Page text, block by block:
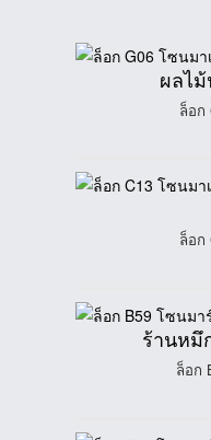
ผลไ
ล็อก
ล็อก
ร้านหมึ
ล็อก